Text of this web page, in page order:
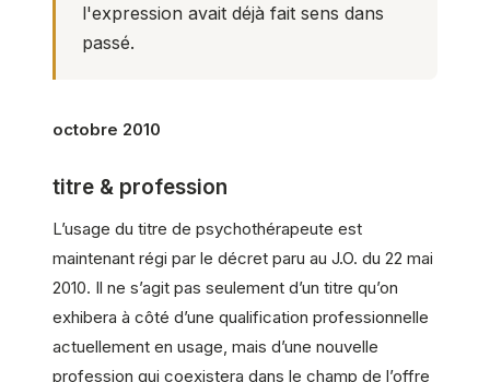
l'expression avait déjà fait sens dans
passé.
octobre 2010
titre & profession
L’usage du titre de psychothérapeute est
maintenant régi par le décret paru au J.O. du 22 mai
2010. Il ne s’agit pas seulement d’un titre qu’on
exhibera à côté d’une qualification professionnelle
actuellement en usage, mais d’une nouvelle
profession qui coexistera dans le champ de l’offre